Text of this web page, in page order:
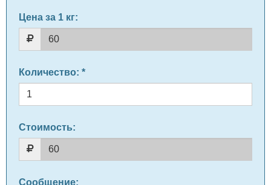
Цена за 1 кг:
Количество: *
Стоимость:
Сообщение: